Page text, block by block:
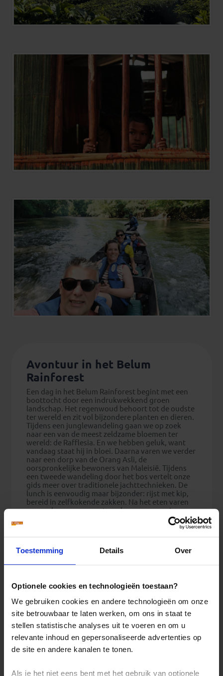
Toestemming Details Over
Optionele cookies en technologieën toestaan?
We gebruiken cookies en andere technologieën om onze
site betrouwbaar te laten werken, om ons in staat te
stellen statistische analyses uit te voeren en om u
relevante inhoud en gepersonaliseerde advertenties op
de site en andere kanalen te tonen.
Als je het niet eens bent met het gebruik van optionele
Avontuur in het Belum
Rainforest
Een dag in het Belum Rainforest begint met een
boottocht door een indrukwekkend groen
landschap. Het regenwoud behoort tot de oudste
ter wereld en zit vol bijzondere planten en dieren.
Tijdens een junglewandeling gaan we op zoek
naar een van de meest zeldzame bloemen ter
wereld: de Rafflesia. En we hebben geluk, want
vandaag staat hij in bloei. Daarna varen we verder
naar een dorp van de Orang Asli, de
oorspronkelijke bewoners van Maleisië. Tijdens
een tweede wandeling door het bos vertelt onze
gids meer over traditionele jachttechnieken. De
lunch is eenvoudig maar bijzonder: rijst met kip,
bereid in zelfkokende zakken. Na het eten varen
we verder naar een waterval, waar we opnieuw
Patrick vertelt:“Genieten op een boot in deze
ongekend – je komt hier hooguit een lokale visser
Mangroves, schildpadden en
vuurvliegjes in Cherating
natuurexcursies van de reis. De dag begint met